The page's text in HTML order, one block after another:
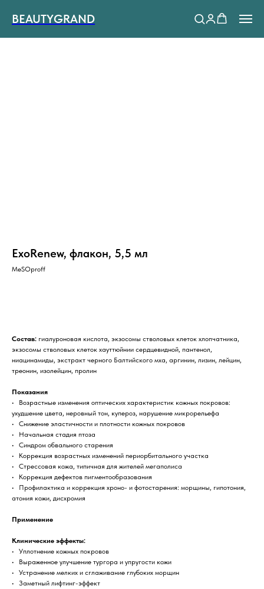
BEAUTYGRAND
ExoRenew, флакон, 5,5 мл
MeSOproff
Состав: гиалуроновая кислота, экзосомы стволовых клеток хлопчатника,
экзосомы стволовых клеток хауттюйнии сердцевидной, пантенол,
ниацинамиды, экстракт черного Балтийского мха, аргинин, лизин, лейцин,
треонин, изолейцин, пролин
Показания
• Возрастные изменения оптических характеристик кожных покровов:
ухудшение цвета, неровный тон, купероз, нарушение микрорельефа
• Снижение эластичности и плотности кожных покровов
• Начальная стадия птоза
• Синдром обвального старения
• Коррекция возрастных изменений периорбитального участка
• Стрессовая кожа, типичная для жителей мегаполиса
• Коррекция дефектов пигментообразования
• Профилактика и коррекция хроно- и фотостарения: морщины, гипотония,
атония кожи, дисхромия
Применение
Клинические эффекты:
• Уплотнение кожных покровов
• Выраженное улучшение тургора и упругости кожи
• Устранение мелких и сглаживание глубоких морщин
• Заметный лифтинг-эффект